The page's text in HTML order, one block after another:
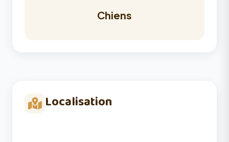
Chiens
Localisation